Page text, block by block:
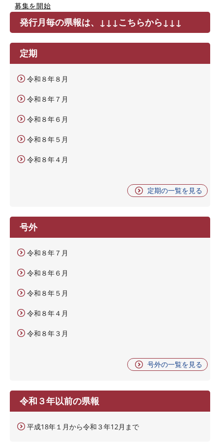
募集を開始
発行月毎の県報は、↓↓↓こちらから↓↓↓
定期
令和８年８月
令和８年７月
令和８年６月
令和８年５月
令和８年４月
定期の一覧を見る
号外
令和８年７月
令和８年６月
令和８年５月
令和８年４月
令和８年３月
号外の一覧を見る
令和３年以前の県報
平成18年１月から令和３年12月まで